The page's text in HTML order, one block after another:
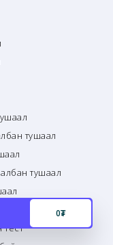
тушаал
тушаал
тест
0₮